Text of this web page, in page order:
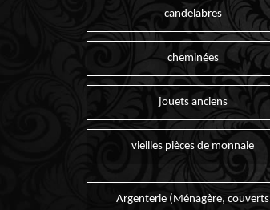
candelabres
cheminées
jouets anciens
vieilles pièces de monnaie
Argenterie (Ménagère, couverts